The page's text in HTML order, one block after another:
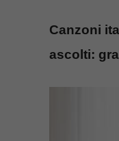
Canzoni
ascolti: